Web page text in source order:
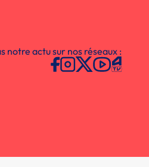
notre actu sur nos réseaux :